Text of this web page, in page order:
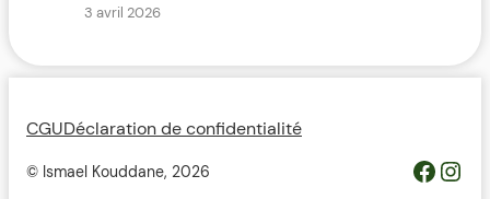
3 avril 2026
CGUDéclaration de confidentialité
© Ismael Kouddane, 2026 https://www.facebook.com/profile.php?id=100093685364119&__cft__[0]=AZWovLDTUsZGvQikhreHbQlM2wwUJXYZcMIQqUCyjo4QRRB9L4ThlW7gKbCbGuz9_6H_Y_jmfsuYI_nC2pEyGg8Z46ODdeAqO0_3dJH3dIcJTw&__tn__=-UC%2CP-R